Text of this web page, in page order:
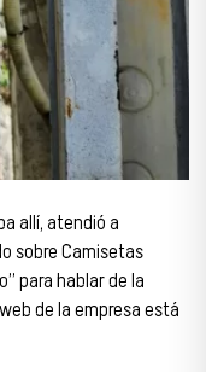
allí, atendió a
sobre Camisetas
para hablar de la
de la empresa está